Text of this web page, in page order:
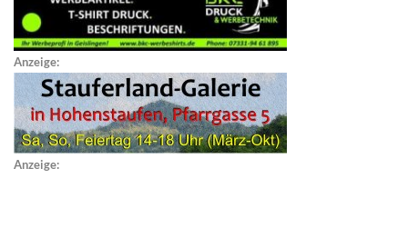
Anzeige:
Anzeige: